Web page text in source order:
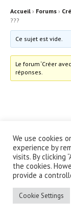
Accueil › Forums ›
???
Ce sujet est vide.
Le forum ‘Créer
réponses.
Qu'est-ce que
We use cookies
experience by
visits. By clicking
the cookies.
provide a
Cookie Settings